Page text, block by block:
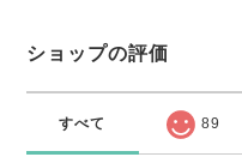
ショップの評価
すべて 89